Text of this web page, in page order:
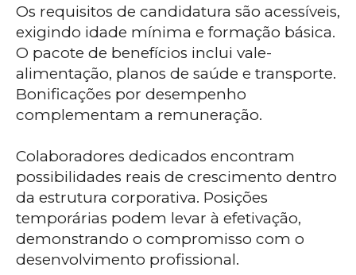
Os requisitos de candidatura são acessíveis,
exigindo idade mínima e formação básica.
O pacote de benefícios inclui vale-
alimentação, planos de saúde e transporte.
Bonificações por desempenho
complementam a remuneração.
Colaboradores dedicados encontram
possibilidades reais de crescimento dentro
da estrutura corporativa. Posições
temporárias podem levar à efetivação,
demonstrando o compromisso com o
desenvolvimento profissional.